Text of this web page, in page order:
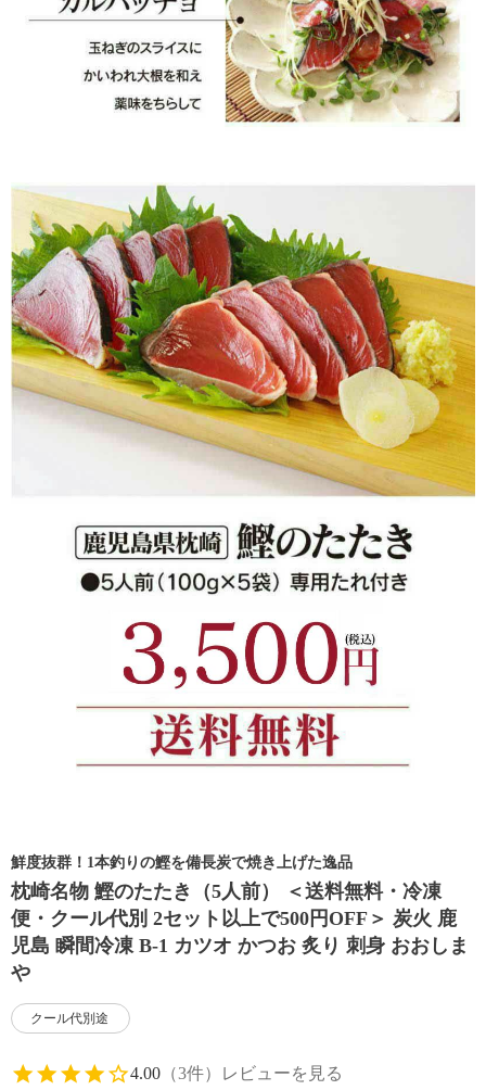
鮮度抜群！1本釣りの鰹を備長炭で焼き上げた逸品
枕崎名物 鰹のたたき（5人前） ＜送料無料・冷凍
便・クール代別 2セット以上で500円OFF＞ 炭火 鹿
児島 瞬間冷凍 B-1 カツオ かつお 炙り 刺身 おおしま
や
クール代別途
4.00 （3件） レビューを見る